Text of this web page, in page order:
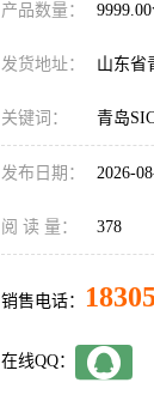
产品数量：
发货地址： 山东省
关键词： 青岛
发布日期： 2026-
阅 读 量： 378
销售电话：
在线QQ：